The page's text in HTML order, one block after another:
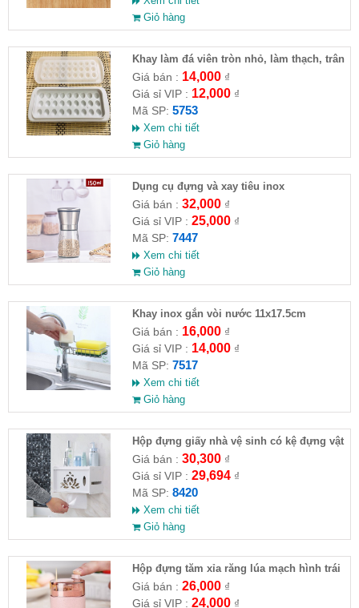
Giỏ hàng
Khay làm đá viên tròn nhỏ, làm thạch, trân
châu
Giá bán : 14,000₫
Giá sỉ VIP : 12,000₫
Mã SP: 5753
Xem chi tiết
Giỏ hàng
Dụng cụ đựng và xay tiêu inox
Giá bán : 32,000₫
Giá sỉ VIP : 25,000₫
Mã SP: 7447
Xem chi tiết
Giỏ hàng
Khay inox gắn vòi nước 11x17.5cm
Giá bán : 16,000₫
Giá sỉ VIP : 14,000₫
Mã SP: 7517
Xem chi tiết
Giỏ hàng
Hộp đựng giấy nhà vệ sinh có kệ đựng vật
dụng
Giá bán : 30,300₫
Giá sỉ VIP : 29,694₫
Mã SP: 8420
Xem chi tiết
Giỏ hàng
Hộp đựng tăm xỉa răng lúa mạch hình trái
tim
Giá bán : 26,000₫
Giá sỉ VIP : 24,000₫